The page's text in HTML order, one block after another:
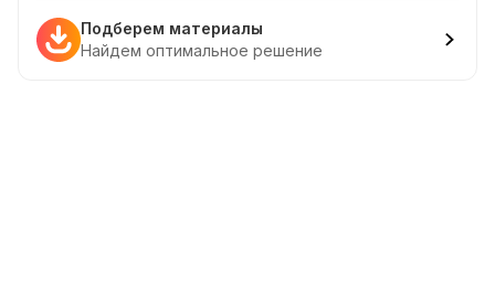
Подберем материалы
Найдем оптимальное решение